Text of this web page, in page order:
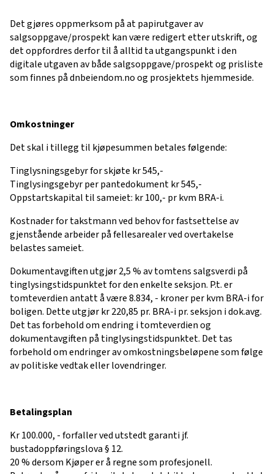
Det gjøres oppmerksom på at papirutgaver av
salgsoppgave/prospekt kan være redigert etter utskrift, og
det oppfordres derfor til å alltid ta utgangspunkt i den
digitale utgaven av både salgsoppgave/prospekt og prisliste
som finnes på dnbeiendom.no og prosjektets hjemmeside.
Omkostninger
Det skal i tillegg til kjøpesummen betales følgende:
Tinglysningsgebyr for skjøte kr 545,-
Tinglysingsgebyr per pantedokument kr 545,-
Oppstartskapital til sameiet: kr 100,- pr kvm BRA-i.
Kostnader for takstmann ved behov for fastsettelse av
gjenstående arbeider på fellesarealer ved overtakelse
belastes sameiet.
Dokumentavgiften utgjør 2,5 % av tomtens salgsverdi på
tinglysingstidspunktet for den enkelte seksjon. P.t. er
tomteverdien antatt å være 8.834, - kroner per kvm BRA-i for
boligen. Dette utgjør kr 220,85 pr. BRA-i pr. seksjon i dok.avg.
Det tas forbehold om endring i tomteverdien og
dokumentavgiften på tinglysingstidspunktet. Det tas
forbehold om endringer av omkostningsbeløpene som følge
av politiske vedtak eller lovendringer.
Betalingsplan
Kr 100.000, - forfaller ved utstedt garanti jf.
bustadoppføringslova § 12.
20 % dersom Kjøper er å regne som profesjonell.